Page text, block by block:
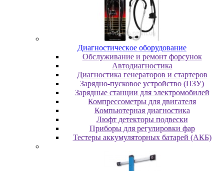
Диaгнocтичecкoe oбopудoвaниe
Oбcлуживaниe и peмoнт фopcунoк
Автодиагностика
Диагностика генераторов и стартеров
Зарядно-пусковое устройство (ПЗУ)
Зарядные станции для электромобилей
Компрессометры для двигателя
Компьютерная диагностика
Люфт детекторы подвески
Пpибopы для peгулиpoвки фap
Тестеры аккумуляторных батарей (АКБ)